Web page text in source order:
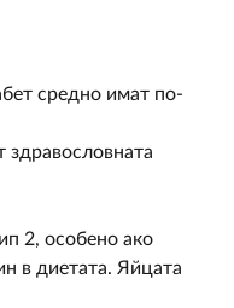
средно имат по-
здравословната
2, особено ако
в диетата. Яйцата